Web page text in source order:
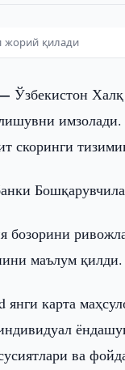
жорий қилади
—Ўзбекистон
скоринги
маълум қилди.
карта
ва